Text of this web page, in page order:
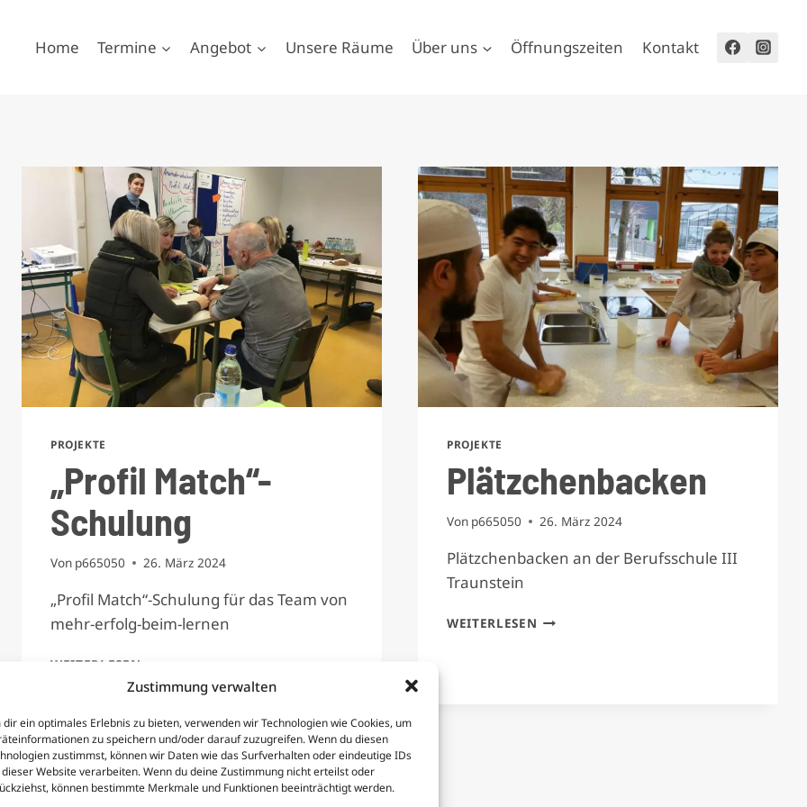
Zustimmung verwalten
dir ein optimales Erlebnis zu bieten, verwenden wir Technologien wie Cookies, um
zu speichern und/oder darauf zuzugreifen. Wenn du diesen
zustimmst, können wir Daten wie das Surfverhalten oder eindeutige IDs
Website verarbeiten. Wenn du deine Zustimmung nicht erteilst oder
können bestimmte Merkmale und Funktionen beeinträchtigt werden.
Home Termine Angebot Unsere Räume Über uns Öffnungszeiten Kontakt
PROJEKTE
„Profil Match“-
Schulung
Von p665050 26. März 2024
„Profil Match“-Schulung für das Team von
mehr-erfolg-beim-lernen
WEITERLESEN
MATCH“-
SCHULUNG
PROJEKTE
Plätzchenbacken
Von p665050 26. März 2024
Plätzchenbacken an der Berufsschule III
Traunstein
WEITERLESEN PLÄTZCHENBACKEN